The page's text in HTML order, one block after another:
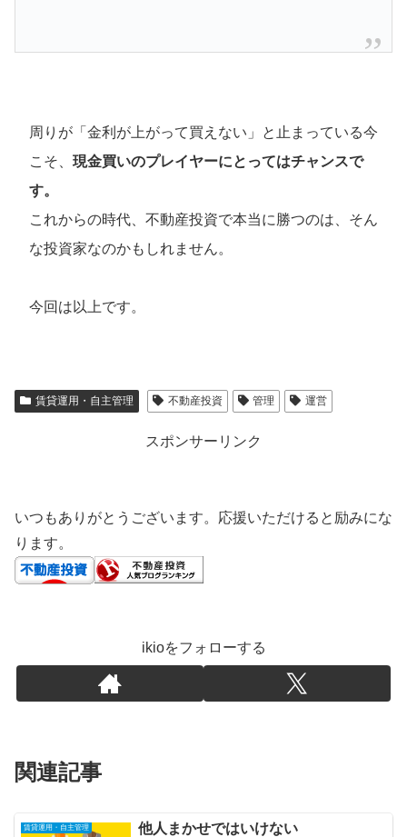
周りが「金利が上がって買えない」と止まっている今
こそ、 現金買いのプレイヤーにとってはチャンスで
す。
これからの時代、不動産投資で本当に勝つのは、そん
な投資家なのかもしれません。
今回は以上です。
賃貸運用・自主管理 不動産投資 管理 運営
スポンサーリンク
いつもありがとうございます。応援いただけると励みにな
ります。
ikioをフォローする
関連記事
賃貸運用・自主管理 他人まかせではいけない